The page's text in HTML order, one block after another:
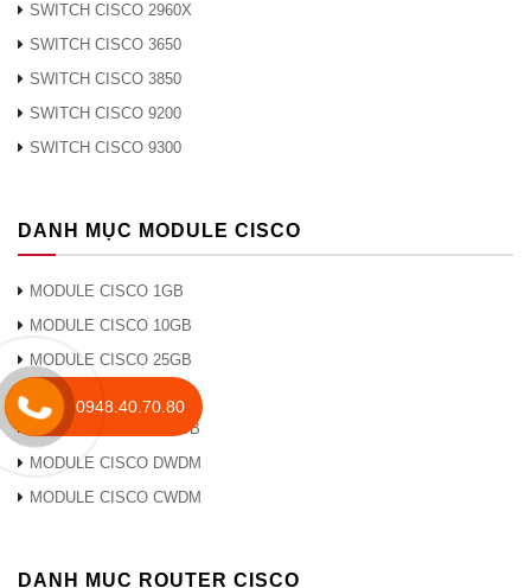
SWITCH CISCO 2960X
SWITCH CISCO 3650
SWITCH CISCO 3850
SWITCH CISCO 9200
SWITCH CISCO 9300
DANH MỤC MODULE CISCO
MODULE CISCO 1GB
MODULE CISCO 10GB
MODULE CISCO 25GB
MODULE CISCO 40GB
MODULE CISCO 100GB
MODULE CISCO DWDM
MODULE CISCO CWDM
DANH MỤC ROUTER CISCO
0948.40.70.80